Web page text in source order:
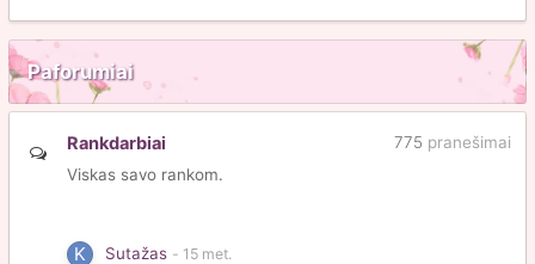
Paforumiai
Rankdarbiai
Viskas savo rankom.
775 pranešimai
Sutažas